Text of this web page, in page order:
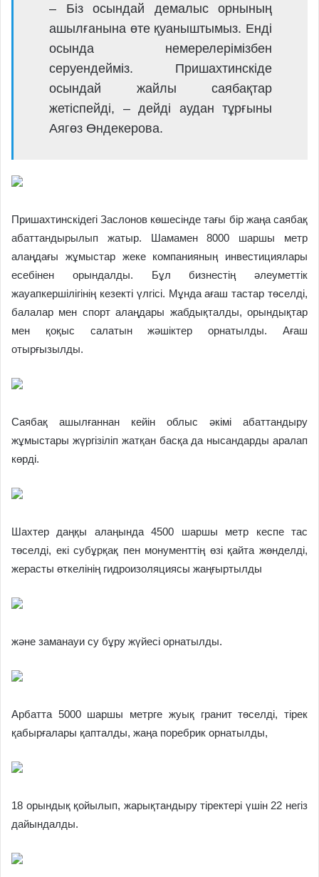
– Біз осындай демалыс орнының
ашылғанына өте қуаныштымыз. Енді
осында немерелерімізбен
серуендейміз. Пришахтинскіде
осындай жайлы саябақтар
жетіспейді, – дейді аудан тұрғыны
Аягөз Өндекерова.
Пришахтинскідегі Заслонов көшесінде тағы бір жаңа саябақ
абаттандырылып жатыр. Шамамен 8000 шаршы метр
алаңдағы жұмыстар жеке компанияның инвестициялары
есебінен орындалды. Бұл бизнестің әлеуметтік
жауапкершілігінің кезекті үлгісі. Мұнда ағаш тастар төселді,
балалар мен спорт алаңдары жабдықталды, орындықтар
мен қоқыс салатын жәшіктер орнатылды. Ағаш
отырғызылды.
Саябақ ашылғаннан кейін облыс әкімі абаттандыру
жұмыстары жүргізіліп жатқан басқа да нысандарды аралап
көрді.
Шахтер даңқы алаңында 4500 шаршы метр кеспе тас
төселді, екі субұрқақ пен монументтің өзі қайта жөнделді,
жерасты өткелінің гидроизоляциясы жаңғыртылды
және заманауи су бұру жүйесі орнатылды.
Арбатта 5000 шаршы метрге жуық гранит төселді, тірек
қабырғалары қапталды, жаңа поребрик орнатылды,
18 орындық қойылып, жарықтандыру тіректері үшін 22 негіз
дайындалды.